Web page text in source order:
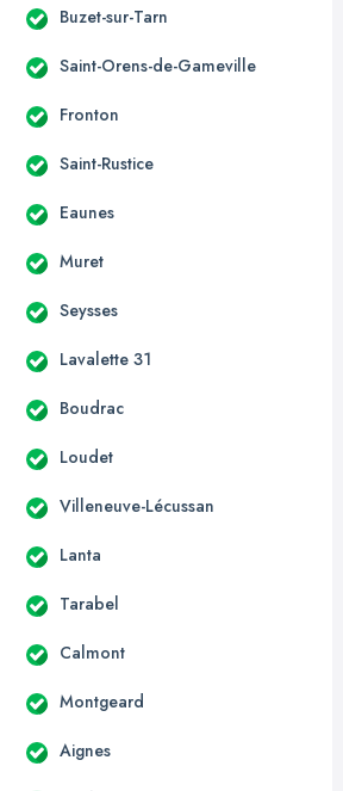
Buzet-sur-Tarn
Saint-Orens-de-Gameville
Fronton
Saint-Rustice
Eaunes
Muret
Seysses
Lavalette 31
Boudrac
Loudet
Villeneuve-Lécussan
Lanta
Tarabel
Calmont
Montgeard
Aignes